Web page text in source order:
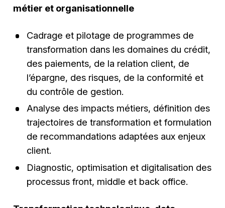
métier et organisationnelle
Cadrage et pilotage de programmes de
transformation dans les domaines du crédit,
des paiements, de la relation client, de
l’épargne, des risques, de la conformité et
du contrôle de gestion.
Analyse des impacts métiers, définition des
trajectoires de transformation et formulation
de recommandations adaptées aux enjeux
client.
Diagnostic, optimisation et digitalisation des
processus front, middle et back office.